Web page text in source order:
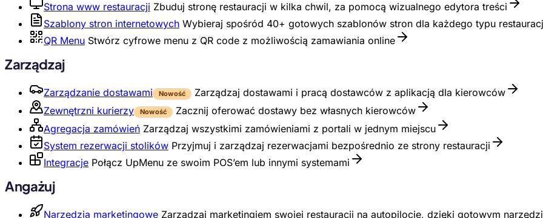
Strona www restauracji Zbuduj stronę restauracji w kilka chwil, za pomocą wizualnego edytora treści
Szablony stron internetowych Wybieraj spośród 40+ gotowych szablonów stron dla każdego typu
QR Menu Stwórz cyfrowe menu z QR code z możliwością zamawiania online
Zarządzaj
Zarządzanie dostawami Nowość
Zarządzaj dostawami i pracą dostawców z aplikacją dla kierowców
Zewnętrzni kurierzy
Nowość
Zacznij oferować dostawy bez własnych kierowców
Agregacja zamówień Zarządzaj wszystkimi zamówieniami z portali w jednym miejscu
System rezerwacji stolików Przyjmuj i zarządzaj rezerwacjami bezpośrednio ze strony restauracji
Integracje Połącz UpMenu ze swoim POS’em lub innymi systemami
Angażuj
Narzędzia marketingowe Zarządzaj marketingiem swojej restauracji na autopilocie, dzięki gotowym